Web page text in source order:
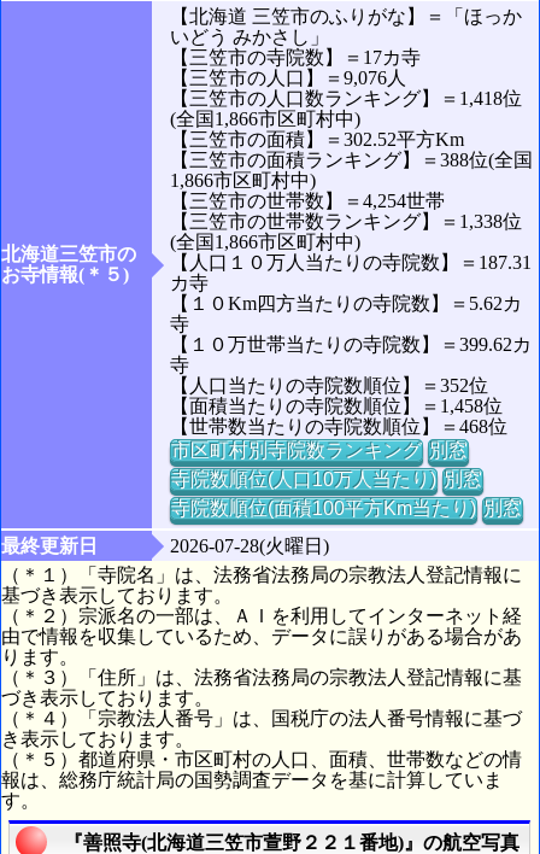
北海道三笠市の
お寺情報(＊５)
【北海道 三笠市のふりがな】＝「ほっか
いどう みかさし」
【三笠市の寺院数】＝17カ寺
【三笠市の人口】＝9,076人
【三笠市の人口数ランキング】＝1,418位
(全国1,866市区町村中)
【三笠市の面積】＝302.52平方Km
【三笠市の面積ランキング】＝388位(全国
1,866市区町村中)
【三笠市の世帯数】＝4,254世帯
【三笠市の世帯数ランキング】＝1,338位
(全国1,866市区町村中)
【人口１０万人当たりの寺院数】＝187.31
カ寺
【１０Km四方当たりの寺院数】＝5.62カ
寺
【１０万世帯当たりの寺院数】＝399.62カ
寺
【人口当たりの寺院数順位】＝352位
【面積当たりの寺院数順位】＝1,458位
【世帯数当たりの寺院数順位】＝468位
市区町村別寺院数ランキング 別窓
寺院数順位(人口10万人当たり) 別窓
寺院数順位(面積100平方Km当たり) 別窓
最終更新日
2026-07-28(火曜日)
（＊１）「寺院名」は、法務省法務局の宗教法人登記情報に
基づき表示しております。
（＊２）宗派名の一部は、ＡＩを利用してインターネット経
由で情報を収集しているため、データに誤りがある場合があ
ります。
（＊３）「住所」は、法務省法務局の宗教法人登記情報に基
づき表示しております。
（＊４）「宗教法人番号」は、国税庁の法人番号情報に基づ
き表示しております。
（＊５）都道府県・市区町村の人口、面積、世帯数などの情
報は、総務庁統計局の国勢調査データを基に計算していま
す。
『善照寺(北海道三笠市萱野２２１番地)』の航空写真